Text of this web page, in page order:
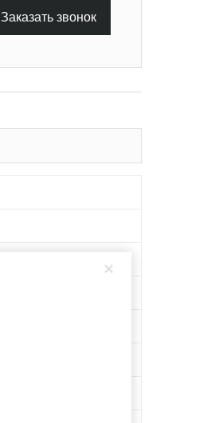
×
Заказать звонок